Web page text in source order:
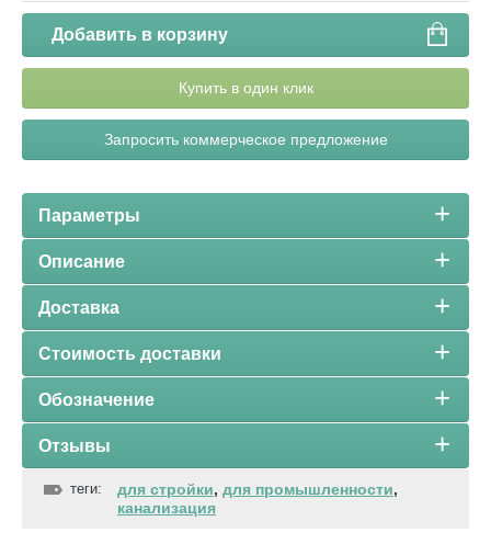
Добавить в корзину
Купить в один клик
Запросить коммерческое предложение
Параметры
Описание
Доставка
Стоимость доставки
Обозначение
Отзывы
теги: для стройки, для промышленности,
канализация